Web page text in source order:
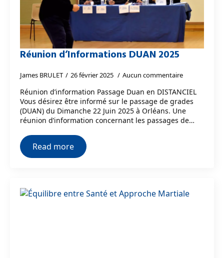
Réunion d’Informations DUAN 2025
James BRULET 26 février 2025 Aucun commentaire
Réunion d’information Passage Duan en DISTANCIEL
Vous désirez être informé sur le passage de grades
(DUAN) du Dimanche 22 Juin 2025 à Orléans. Une
réunion d’information concernant les passages de…
Read more